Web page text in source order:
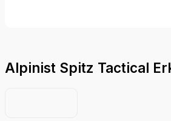
Alpinist Spitz Tactical